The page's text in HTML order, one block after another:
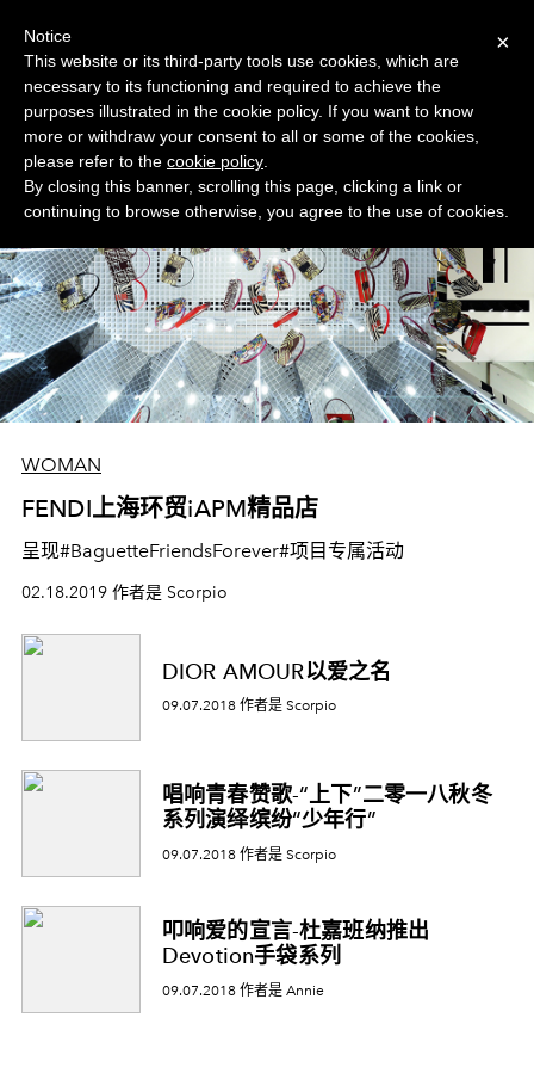
菜单 MORE
WOMAN
FENDI上海环贸iAPM精品店
呈现#BaguetteFriendsForever#项目专属活动
02.18.2019 作者是 Scorpio
DIOR AMOUR以爱之名
09.07.2018 作者是 Scorpio
唱响青春赞歌-“上下”二零一八秋冬
系列演绎缤纷“少年行”
09.07.2018 作者是 Scorpio
叩响爱的宣言-杜嘉班纳推出
Devotion手袋系列
09.07.2018 作者是 Annie
×
Notice
This website or its third-party tools use cookies, which are
necessary to its functioning and required to achieve the
purposes illustrated in the cookie policy. If you want to know
more or withdraw your consent to all or some of the cookies,
please refer to the cookie policy
By closing this banner, scrolling this page, clicking a link or
continuing to browse otherwise, you agree to the use of cookies.